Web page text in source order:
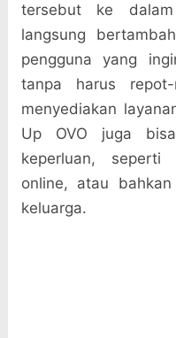
tersebut ke
langsung
pengguna yang
tanpa harus
menyediakan
Up OVO juga
keperluan, seperti
online, atau
keluarga.